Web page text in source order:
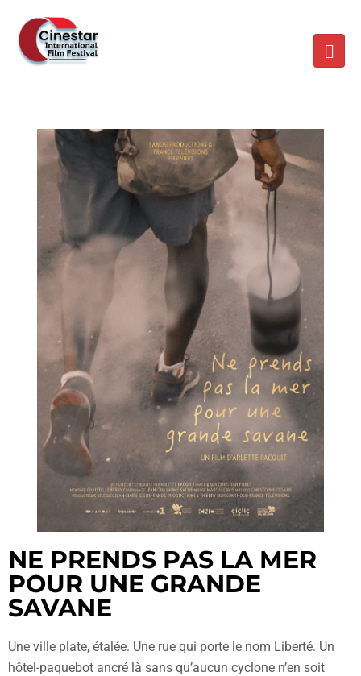
NE PRENDS PAS LA MER
POUR UNE GRANDE
SAVANE
Une ville plate, étalée. Une rue qui porte le nom Liberté. Un
hôtel-paquebot ancré là sans qu’aucun cyclone n’en soit